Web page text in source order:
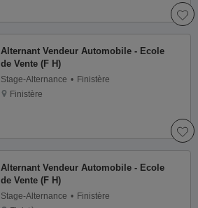
Alternant Vendeur Automobile - Ecole
de Vente (F H)
Stage-Alternance
Finistère
Finistère
Alternant Vendeur Automobile - Ecole
de Vente (F H)
Stage-Alternance
Finistère